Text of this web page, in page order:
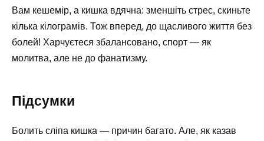
Вам кешемір, а кишка вдячна: зменшіть стрес, скиньте
кілька кілограмів. Тож вперед, до щасливого життя без
болей! Харчуєтеся збалансовано, спорт — як
молитва, але не до фанатизму.
Підсумки
Болить сліпа кишка — причин багато. Але, як казав